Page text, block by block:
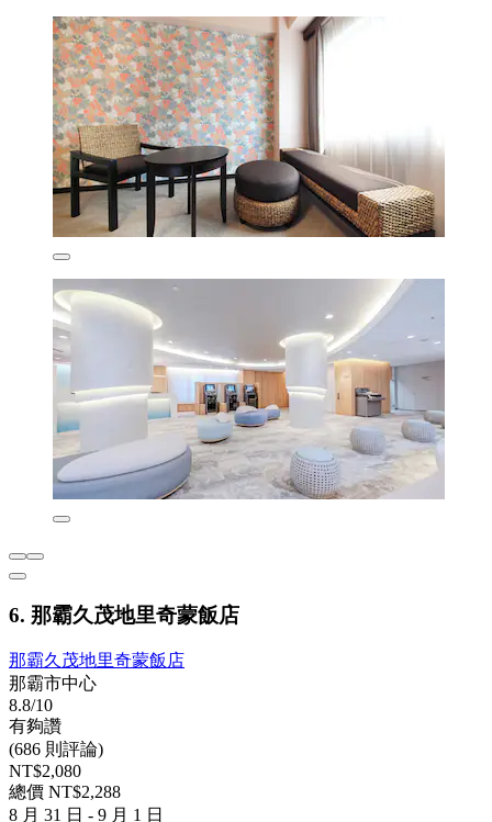
6. 那霸久茂地里奇蒙飯店
那霸久茂地里奇蒙飯店
那霸市中心
8.8/10
有夠讚
(686 則評論)
NT$2,080
總價 NT$2,288
8 月 31 日 - 9 月 1 日